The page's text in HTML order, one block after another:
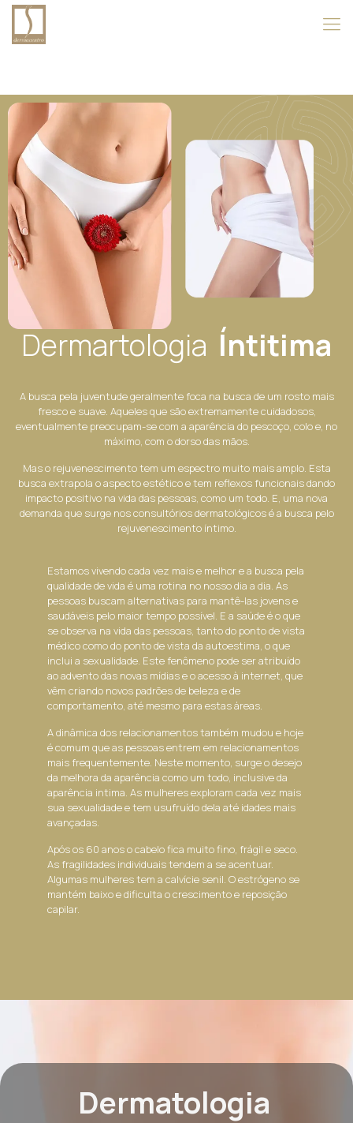
Dermartologia Íntitima
A busca pela juventude geralmente foca na busca de um rosto mais
fresco e suave. Aqueles que são extremamente cuidadosos,
eventualmente preocupam-se com a aparência do pescoço, colo e, no
máximo, com o dorso das mãos.
Mas o rejuvenescimento tem um espectro muito mais amplo. Esta
busca extrapola o aspecto estético e tem reflexos funcionais dando
impacto positivo na vida das pessoas, como um todo. E, uma nova
demanda que surge nos consultórios dermatológicos é a busca pelo
rejuvenescimento íntimo.
Estamos vivendo cada vez mais e melhor e a busca pela
qualidade de vida é uma rotina no nosso dia a dia. As
pessoas buscam alternativas para mantê-las jovens e
saudáveis pelo maior tempo possível. E a saúde é o que
se observa na vida das pessoas, tanto do ponto de vista
médico como do ponto de vista da autoestima, o que
inclui a sexualidade. Este fenômeno pode ser atribuído
ao advento das novas mídias e o acesso à internet, que
vêm criando novos padrões de beleza e de
comportamento, até mesmo para estas áreas.
A dinâmica dos relacionamentos também mudou e hoje
é comum que as pessoas entrem em relacionamentos
mais frequentemente. Neste momento, surge o desejo
da melhora da aparência como um todo, inclusive da
aparência intima. As mulheres exploram cada vez mais
sua sexualidade e tem usufruído dela até idades mais
avançadas.
Após os 60 anos o cabelo fica muito fino, frágil e seco.
As fragilidades individuais tendem a se acentuar.
Algumas mulheres tem a calvície senil. O estrógeno se
mantém baixo e dificulta o crescimento e reposição
capilar.
Dermatologia